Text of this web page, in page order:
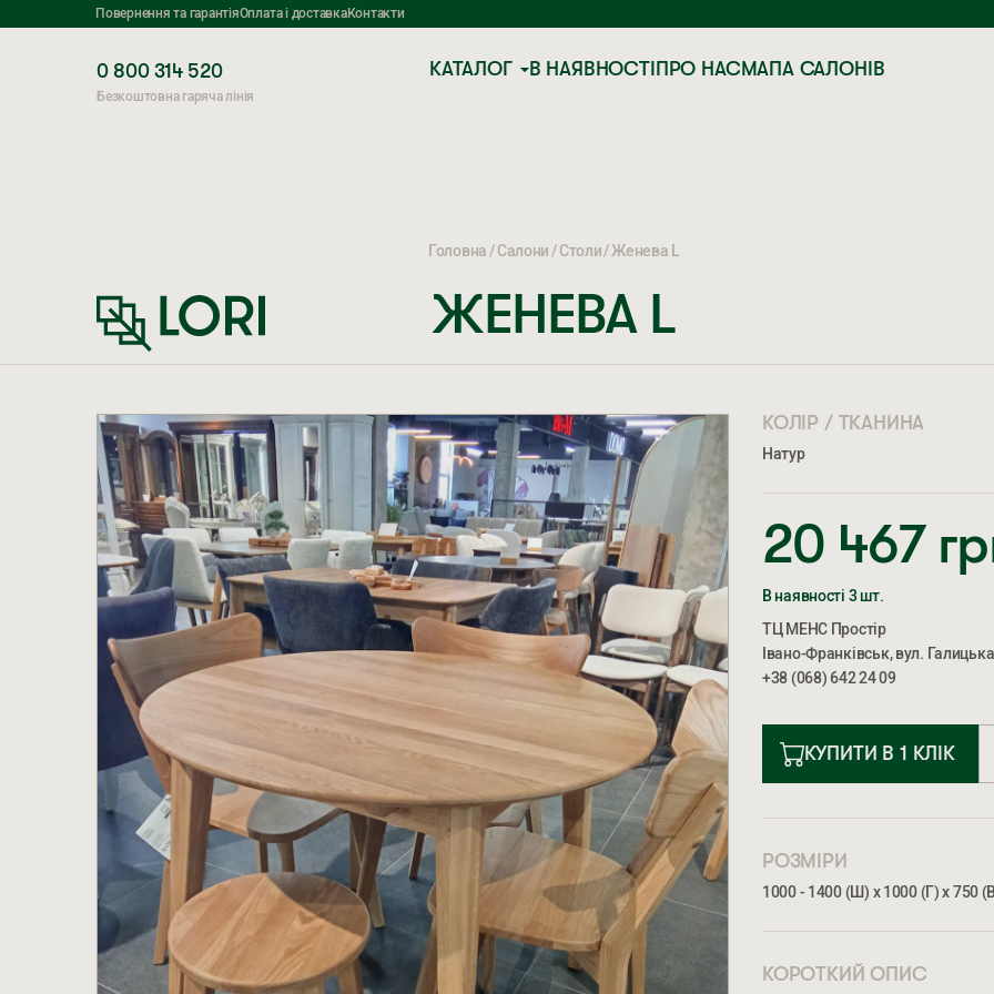
Повернення та гарантіяОплата і доставкаКонтакти
0 800 314 520
Безкоштовна гаряча лінія
КАТАЛОГ В НАЯВНОСТІ ПРО НАСМАПА САЛОНІВ
Головна Салони Столи Женева L
ЖЕНЕВА L
КОЛІР / ТКАНИНА
Натур
20 467
В наявності 3 шт.
ТЦ МЕНС Простір
Івано-Франківськ, вул.
+38 (068) 642 24 09
КУПИТИ В 1 КЛІК
РОЗМІРИ
1000 - 1400 (Ш) х 1000 (Г) х 750
КОРОТКИЙ ОПИС